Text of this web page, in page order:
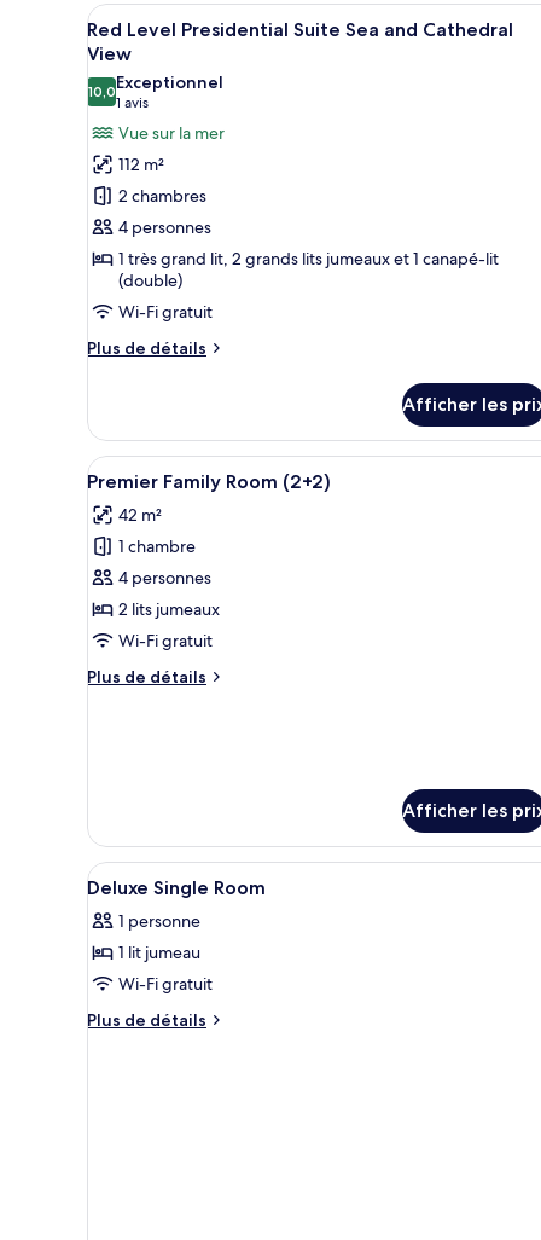
Afficher
toutes
les
photos
pour
ce
type
de
chambre :
Red
Level
Presidential
Suite
Cathedral
View
Une chambre d’hôtel
5
Red Level Presidential Suite Sea and Cathedral
View
10,010,0 sur 10
Exceptionnel
1 avis
(1 avis)
Vue sur la mer
112 m²
2 chambres
4 personnes
1 très grand lit, 2 grands lits jumeaux et 1 canapé-lit
(double)
Wi-Fi gratuit
Plus de détails
Plus
Red
Level
Presidential
Sea
and
Cathedral
View
Afficher les
Afficher
toutes
les
photos
pour
ce
type
chambre :
Une chambre d’hôtel avec
3
Premier Family Room (2+2)
42 m²
1 chambre
4 personnes
2 lits jumeaux
Wi-Fi gratuit
Plus de détails
Plus
(2+2)
Afficher les
Afficher
toutes
les
photos
pour
ce
Une chambre à coucher
4
Deluxe Single Room
1 personne
1 lit jumeau
Wi-Fi gratuit
Plus de détails
Plus